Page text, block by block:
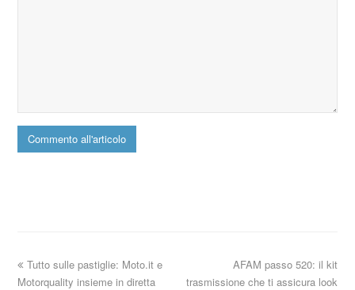
AFAM passo 520: il kit
trasmissione che ti assicura look
Tutto sulle pastiglie: Moto.it e
Motorquality insieme in diretta